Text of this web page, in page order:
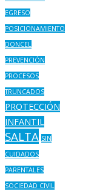
EGRESO
POSICIONAMIENTO
DONCEL
PREVENCIÓN
PROCESOS
TRUNCADOS
PROTECCIÓN
INFANTIL
SALTA SIN
CUIDADOS
PARENTALES
SOCIEDAD CIVIL